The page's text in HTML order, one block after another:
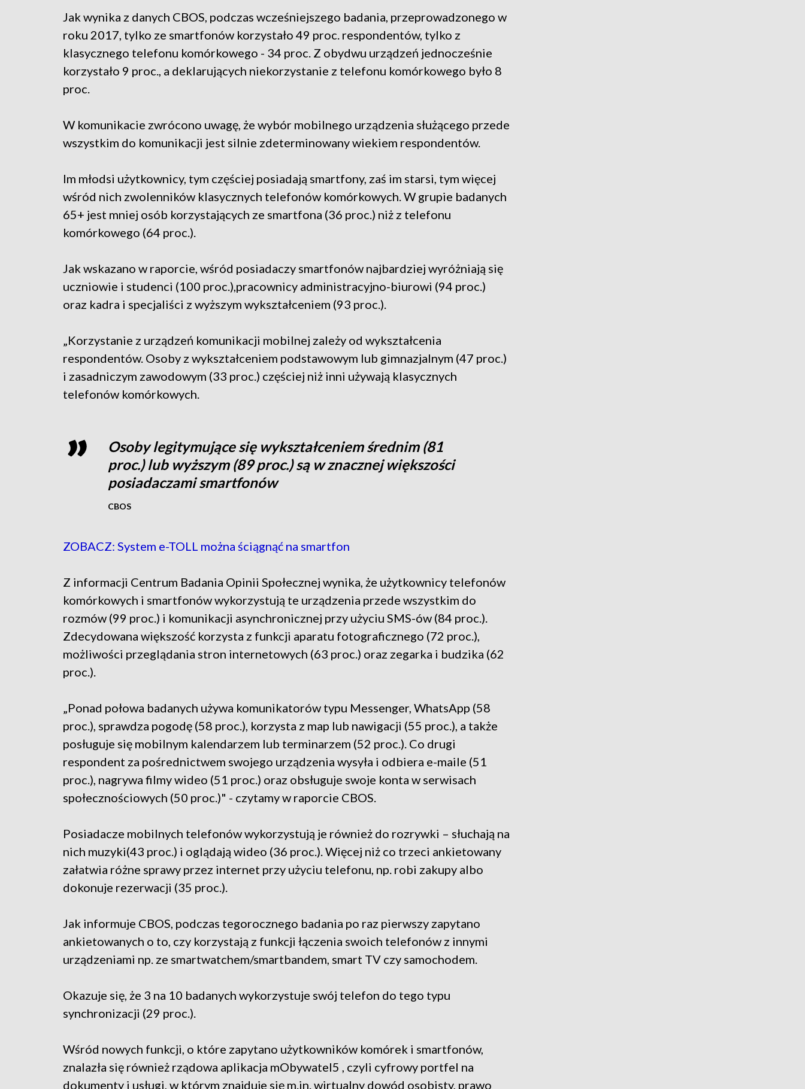
Jak wynika z danych CBOS, podczas wcześniejszego badania, przeprowadzonego w
roku 2017, tylko ze smartfonów korzystało 49 proc. respondentów, tylko z
klasycznego telefonu komórkowego - 34 proc. Z obydwu urządzeń jednocześnie
korzystało 9 proc., a deklarujących niekorzystanie z telefonu komórkowego było 8
proc.
W komunikacie zwrócono uwagę, że wybór mobilnego urządzenia służącego przede
wszystkim do komunikacji jest silnie zdeterminowany wiekiem respondentów.
Im młodsi użytkownicy, tym częściej posiadają smartfony, zaś im starsi, tym więcej
wśród nich zwolenników klasycznych telefonów komórkowych. W grupie badanych
65+ jest mniej osób korzystających ze smartfona (36 proc.) niż z telefonu
komórkowego (64 proc.).
Jak wskazano w raporcie, wśród posiadaczy smartfonów najbardziej wyróżniają się
uczniowie i studenci (100 proc.),pracownicy administracyjno-biurowi (94 proc.)
oraz kadra i specjaliści z wyższym wykształceniem (93 proc.).
„Korzystanie z urządzeń komunikacji mobilnej zależy od wykształcenia
respondentów. Osoby z wykształceniem podstawowym lub gimnazjalnym (47 proc.)
i zasadniczym zawodowym (33 proc.) częściej niż inni używają klasycznych
telefonów komórkowych.
Osoby legitymujące się wykształceniem średnim (81
proc.) lub wyższym (89 proc.) są w znacznej większości
posiadaczami smartfonów
CBOS
ZOBACZ: System e-TOLL można ściągnąć na smartfon
Z informacji Centrum Badania Opinii Społecznej wynika, że użytkownicy telefonów
komórkowych i smartfonów wykorzystują te urządzenia przede wszystkim do
rozmów (99 proc.) i komunikacji asynchronicznej przy użyciu SMS-ów (84 proc.).
Zdecydowana większość korzysta z funkcji aparatu fotograficznego (72 proc.),
możliwości przeglądania stron internetowych (63 proc.) oraz zegarka i budzika (62
proc.).
„Ponad połowa badanych używa komunikatorów typu Messenger, WhatsApp (58
proc.), sprawdza pogodę (58 proc.), korzysta z map lub nawigacji (55 proc.), a także
posługuje się mobilnym kalendarzem lub terminarzem (52 proc.). Co drugi
respondent za pośrednictwem swojego urządzenia wysyła i odbiera e-maile (51
proc.), nagrywa filmy wideo (51 proc.) oraz obsługuje swoje konta w serwisach
społecznościowych (50 proc.)" - czytamy w raporcie CBOS.
Posiadacze mobilnych telefonów wykorzystują je również do rozrywki – słuchają na
nich muzyki(43 proc.) i oglądają wideo (36 proc.). Więcej niż co trzeci ankietowany
załatwia różne sprawy przez internet przy użyciu telefonu, np. robi zakupy albo
dokonuje rezerwacji (35 proc.).
Jak informuje CBOS, podczas tegorocznego badania po raz pierwszy zapytano
ankietowanych o to, czy korzystają z funkcji łączenia swoich telefonów z innymi
urządzeniami np. ze smartwatchem/smartbandem, smart TV czy samochodem.
Okazuje się, że 3 na 10 badanych wykorzystuje swój telefon do tego typu
synchronizacji (29 proc.).
Wśród nowych funkcji, o które zapytano użytkowników komórek i smartfonów,
znalazła się również rządowa aplikacja mObywatel5 , czyli cyfrowy portfel na
dokumenty i usługi, w którym znajduje się m.in. wirtualny dowód osobisty, prawo